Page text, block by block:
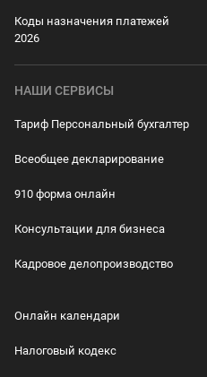
Коды назначения платежей
2026
НАШИ СЕРВИСЫ
Тариф Персональный бухгалтер
Всеобщее декларирование
910 форма онлайн
Консультации для бизнеса
Кадровое делопроизводство
Онлайн календари
Налоговый кодекс